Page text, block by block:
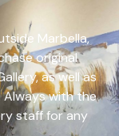
Marbella,
original
as well as
with the
staff for any